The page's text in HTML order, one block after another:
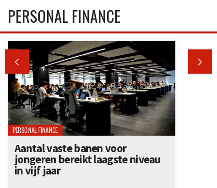
PERSONAL FINANCE
 
PERSONAL FINANCE
Aantal vaste banen voor
jongeren bereikt laagste niveau
in vijf jaar